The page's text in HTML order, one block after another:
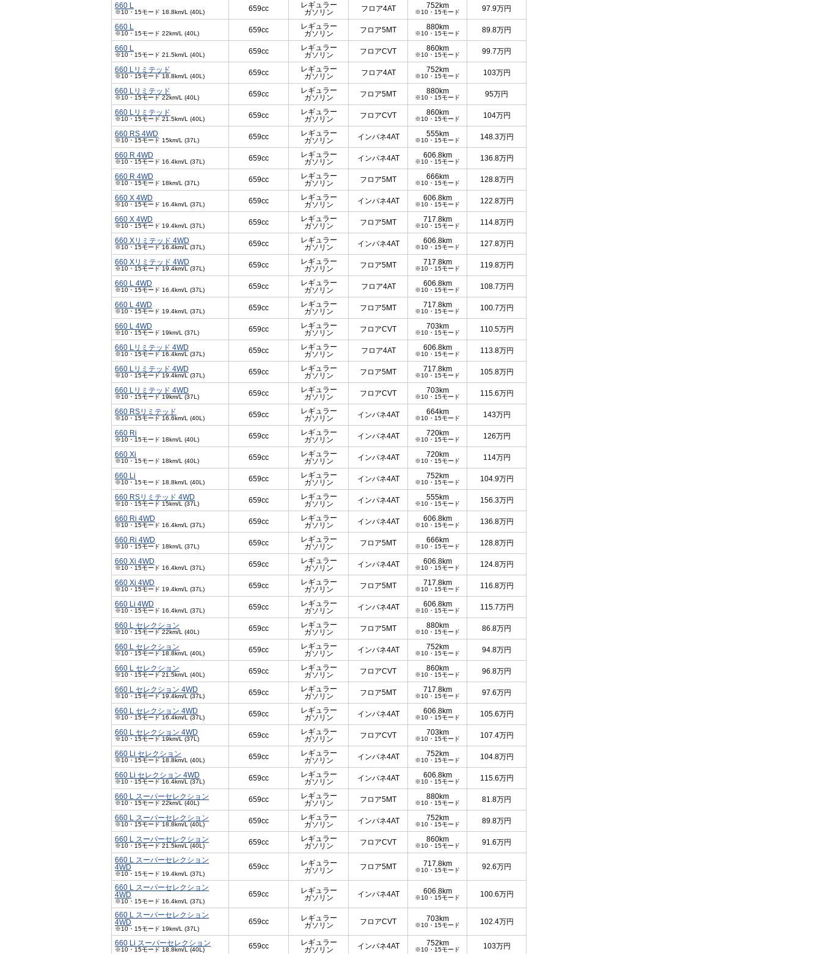
660 L
※10・15モード 18.8km/L (40L) 659cc
レギュラー
ガソリン
フロア4AT 752km
※10・15モード 97.9万円
660 L
※10・15モード 22km/L (40L) 659cc
レギュラー
ガソリン
フロア5MT 880km
※10・15モード 89.8万円
660 L
※10・15モード 21.5km/L (40L) 659cc
レギュラー
ガソリン
フロアCVT 860km
※10・15モード 99.7万円
660 Lリミテッド
※10・15モード 18.8km/L (40L) 659cc
レギュラー
ガソリン
フロア4AT 752km
※10・15モード 103万円
660 Lリミテッド
※10・15モード 22km/L (40L) 659cc
レギュラー
ガソリン
フロア5MT 880km
※10・15モード 95万円
660 Lリミテッド
※10・15モード 21.5km/L (40L) 659cc
レギュラー
ガソリン
フロアCVT 860km
※10・15モード 104万円
660 RS 4WD
※10・15モード 15km/L (37L) 659cc
レギュラー
ガソリン
インパネ4AT 555km
※10・15モード 148.3万円
660 R 4WD
※10・15モード 16.4km/L (37L) 659cc
レギュラー
ガソリン
インパネ4AT 606.8km
※10・15モード 136.8万円
660 R 4WD
※10・15モード 18km/L (37L) 659cc
レギュラー
ガソリン
フロア5MT 666km
※10・15モード 128.8万円
660 X 4WD
※10・15モード 16.4km/L (37L) 659cc
レギュラー
ガソリン
インパネ4AT 606.8km
※10・15モード 122.8万円
660 X 4WD
※10・15モード 19.4km/L (37L) 659cc
レギュラー
ガソリン
フロア5MT 717.8km
※10・15モード 114.8万円
660 Xリミテッド 4WD
※10・15モード 16.4km/L (37L) 659cc
レギュラー
ガソリン
インパネ4AT 606.8km
※10・15モード 127.8万円
660 Xリミテッド 4WD
※10・15モード 19.4km/L (37L) 659cc
レギュラー
ガソリン
フロア5MT 717.8km
※10・15モード 119.8万円
660 L 4WD
※10・15モード 16.4km/L (37L) 659cc
レギュラー
ガソリン
フロア4AT 606.8km
※10・15モード 108.7万円
660 L 4WD
※10・15モード 19.4km/L (37L) 659cc
レギュラー
ガソリン
フロア5MT 717.8km
※10・15モード 100.7万円
660 L 4WD
※10・15モード 19km/L (37L) 659cc
レギュラー
ガソリン
フロアCVT 703km
※10・15モード 110.5万円
660 Lリミテッド 4WD
※10・15モード 16.4km/L (37L) 659cc
レギュラー
ガソリン
フロア4AT 606.8km
※10・15モード 113.8万円
660 Lリミテッド 4WD
※10・15モード 19.4km/L (37L) 659cc
レギュラー
ガソリン
フロア5MT 717.8km
※10・15モード 105.8万円
660 Lリミテッド 4WD
※10・15モード 19km/L (37L) 659cc
レギュラー
ガソリン
フロアCVT 703km
※10・15モード 115.6万円
660 RSリミテッド
※10・15モード 16.6km/L (40L) 659cc
レギュラー
ガソリン
インパネ4AT 664km
※10・15モード 143万円
660 Ri
※10・15モード 18km/L (40L) 659cc
レギュラー
ガソリン
インパネ4AT 720km
※10・15モード 126万円
660 Xi
※10・15モード 18km/L (40L) 659cc
レギュラー
ガソリン
インパネ4AT 720km
※10・15モード 114万円
660 Li
※10・15モード 18.8km/L (40L) 659cc
レギュラー
ガソリン
インパネ4AT 752km
※10・15モード 104.9万円
660 RSリミテッド 4WD
※10・15モード 15km/L (37L) 659cc
レギュラー
ガソリン
インパネ4AT 555km
※10・15モード 156.3万円
660 Ri 4WD
※10・15モード 16.4km/L (37L) 659cc
レギュラー
ガソリン
インパネ4AT 606.8km
※10・15モード 136.8万円
660 Ri 4WD
※10・15モード 18km/L (37L) 659cc
レギュラー
ガソリン
フロア5MT 666km
※10・15モード 128.8万円
660 Xi 4WD
※10・15モード 16.4km/L (37L) 659cc
レギュラー
ガソリン
インパネ4AT 606.8km
※10・15モード 124.8万円
660 Xi 4WD
※10・15モード 19.4km/L (37L) 659cc
レギュラー
ガソリン
フロア5MT 717.8km
※10・15モード 116.8万円
660 Li 4WD
※10・15モード 16.4km/L (37L) 659cc
レギュラー
ガソリン
インパネ4AT 606.8km
※10・15モード 115.7万円
660 L セレクション
※10・15モード 22km/L (40L) 659cc
レギュラー
ガソリン
フロア5MT 880km
※10・15モード 86.8万円
660 L セレクション
※10・15モード 18.8km/L (40L) 659cc
レギュラー
ガソリン
インパネ4AT 752km
※10・15モード 94.8万円
660 L セレクション
※10・15モード 21.5km/L (40L) 659cc
レギュラー
ガソリン
フロアCVT 860km
※10・15モード 96.8万円
660 L セレクション 4WD
※10・15モード 19.4km/L (37L) 659cc
レギュラー
ガソリン
フロア5MT 717.8km
※10・15モード 97.6万円
660 L セレクション 4WD
※10・15モード 16.4km/L (37L) 659cc
レギュラー
ガソリン
インパネ4AT 606.8km
※10・15モード 105.6万円
660 L セレクション 4WD
※10・15モード 19km/L (37L) 659cc
レギュラー
ガソリン
フロアCVT 703km
※10・15モード 107.4万円
660 Li セレクション
※10・15モード 18.8km/L (40L) 659cc
レギュラー
ガソリン
インパネ4AT 752km
※10・15モード 104.8万円
660 Li セレクション 4WD
※10・15モード 16.4km/L (37L) 659cc
レギュラー
ガソリン
インパネ4AT 606.8km
※10・15モード 115.6万円
660 L スーパーセレクション
※10・15モード 22km/L (40L) 659cc
レギュラー
ガソリン
フロア5MT 880km
※10・15モード 81.8万円
660 L スーパーセレクション
※10・15モード 18.8km/L (40L) 659cc
レギュラー
ガソリン
インパネ4AT 752km
※10・15モード 89.8万円
660 L スーパーセレクション
※10・15モード 21.5km/L (40L) 659cc
レギュラー
ガソリン
フロアCVT 860km
※10・15モード 91.6万円
660 L スーパーセレクション
4WD
※10・15モード 19.4km/L (37L)
659cc
レギュラー
ガソリン
フロア5MT 717.8km
※10・15モード 92.6万円
660 L スーパーセレクション
4WD
※10・15モード 16.4km/L (37L)
659cc
レギュラー
ガソリン
インパネ4AT 606.8km
※10・15モード 100.6万円
660 L スーパーセレクション
4WD
※10・15モード 19km/L (37L)
659cc
レギュラー
ガソリン
フロアCVT 703km
※10・15モード 102.4万円
660 Li スーパーセレクション
※10・15モード 18.8km/L (40L) 659cc
レギュラー
ガソリン
インパネ4AT 752km
※10・15モード 103万円